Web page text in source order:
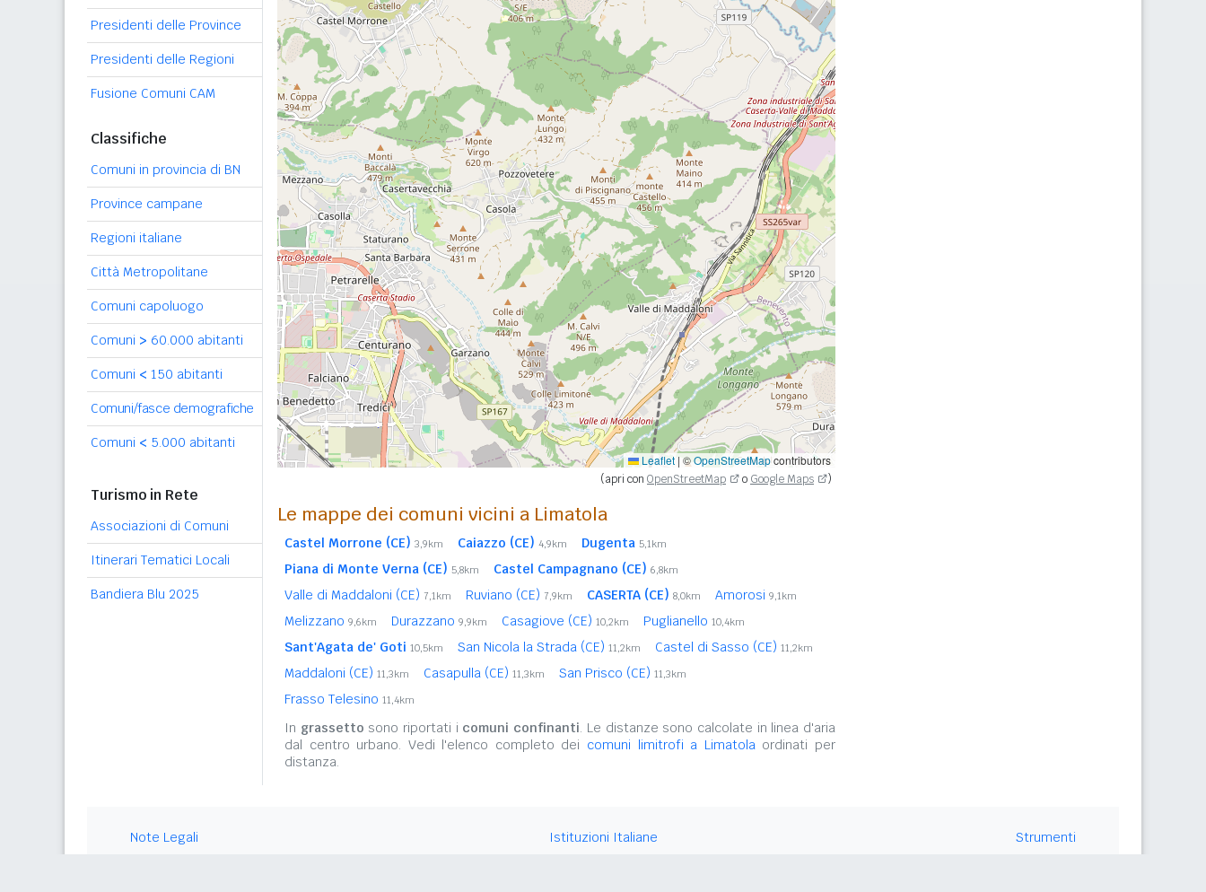
Presidenti delle Province
Presidenti delle Regioni
Fusione Comuni CAM
Classifiche
Comuni in provincia di BN
Province campane
Regioni italiane
Città Metropolitane
Comuni capoluogo
Comuni > 60.000 abitanti
Comuni < 150 abitanti
Comuni/fasce demografiche
Comuni < 5.000 abitanti
Turismo in Rete
Associazioni di Comuni
Itinerari Tematici Locali
Bandiera Blu 2025
Leaflet | ©OpenStreetMapcontributors
(apri con OpenStreetMap o Google Maps )
Le mappe dei comuni vicini a Limatola
Castel Morrone (CE) 3,9km Caiazzo (CE) 4,9km Dugenta 5,1km
Piana di Monte Verna (CE) 5,8km Castel Campagnano (CE) 6,8km
Valle di Maddaloni (CE) 7,1km Ruviano (CE) 7,9km CASERTA (CE) 8,0km Amorosi 9,1km
Melizzano 9,6km Durazzano 9,9km Casagiove (CE) 10,2km Puglianello 10,4km
Sant'Agata de' Goti 10,5km San Nicola la Strada (CE) 11,2km Castel di Sasso (CE) 11,2km
Maddaloni (CE) 11,3km Casapulla (CE) 11,3km San Prisco (CE) 11,3km
Frasso Telesino 11,4km
In grassetto sono riportati i comuni confinanti. Le distanze sono calcolate in linea d'aria
dal centro urbano. Vedi l'elenco completo dei comuni limitrofi a Limatolaordinati per
distanza.
Note Legali
Istituzioni Italiane
Strumenti